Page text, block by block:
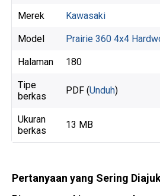
Merek Kawasaki
Model Prairie 360 4x4
Halaman 180
Tipe
berkas
PDF (Unduh)
Ukuran
berkas
13 MB
Pertanyaan yang Sering